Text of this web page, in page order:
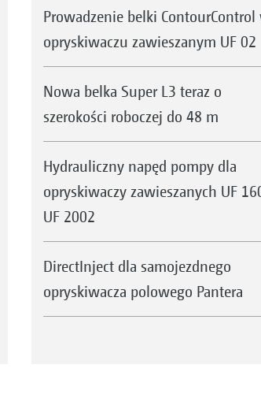
Prowadzenie belki ContourControl
opryskiwaczu zawieszanym UF 02
Nowa belka Super L3 teraz o
szerokości roboczej do 48 m
Hydrauliczny napęd pompy dla
opryskiwaczy zawieszanych UF
UF 2002
DirectInject dla samojezdnego
opryskiwacza polowego Pantera